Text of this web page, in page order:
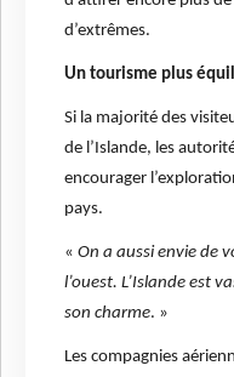
d’extrêmes.
Un tourisme plus
Si la majorité des
de l’Islande, les
encourager
pays.
« On a aussi envie de
l’ouest. L’Islande est
son charme. »
Les compagnies